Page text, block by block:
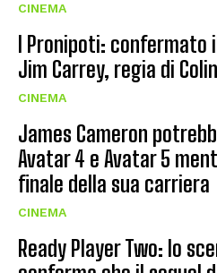
CINEMA
I Pronipoti:
Jim Carrey, regia di
CINEMA
James Cameron
Avatar 4 e Avatar 5
finale della sua carriera
CINEMA
Ready Player Two: lo